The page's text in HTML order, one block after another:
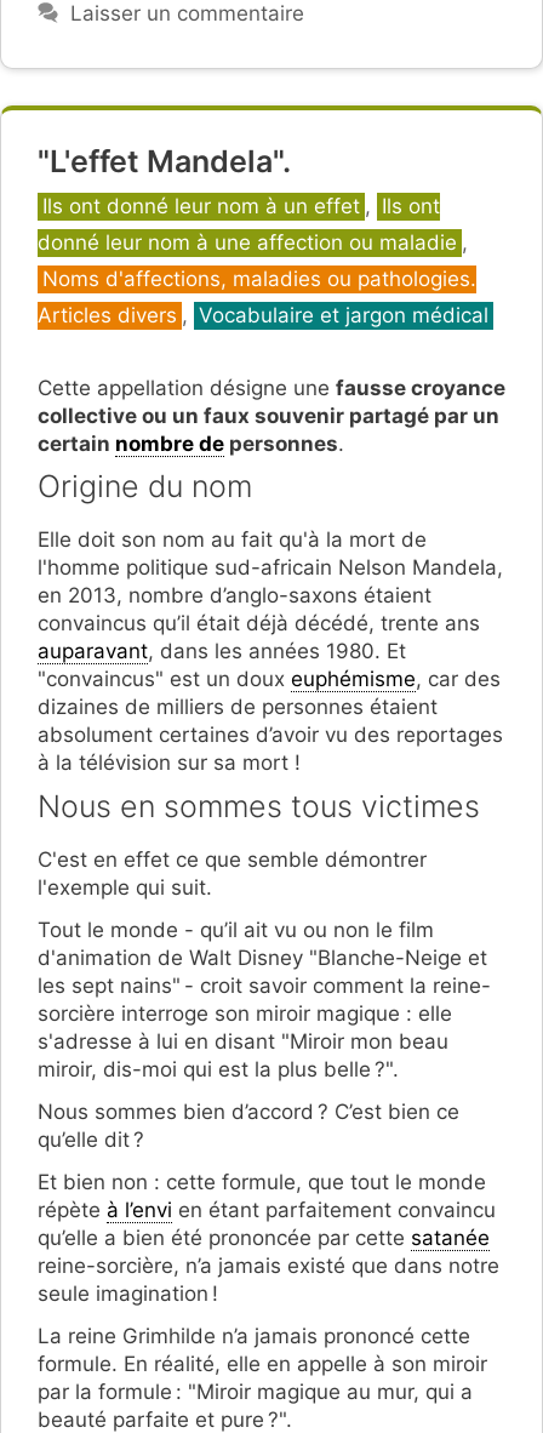
Laisser un commentaire
"L'effet Mandela".
Catégories
Ils ont donné leur nom à un effet , Ils ont
donné leur nom à une affection ou maladie ,
Noms d'affections, maladies ou pathologies.
Articles divers , Vocabulaire et jargon médical
Cette appellation désigne une fausse croyance
collective ou un faux souvenir partagé par un
certain nombre de personnes.
Origine du nom
Elle doit son nom au fait qu'à la mort de
l'homme politique sud-africain Nelson Mandela,
en 2013, nombre d’anglo-saxons étaient
convaincus qu’il était déjà décédé, trente ans
auparavant, dans les années 1980. Et
"convaincus" est un doux euphémisme, car des
dizaines de milliers de personnes étaient
absolument certaines d’avoir vu des reportages
à la télévision sur sa mort !
Nous en sommes tous victimes
C'est en effet ce que semble démontrer
l'exemple qui suit.
Tout le monde - qu’il ait vu ou non le film
d'animation de Walt Disney "Blanche-Neige et
les sept nains" - croit savoir comment la reine-
sorcière interroge son miroir magique : elle
s'adresse à lui en disant "Miroir mon beau
miroir, dis-moi qui est la plus belle ?".
Nous sommes bien d’accord ? C’est bien ce
qu’elle dit ?
Et bien non : cette formule, que tout le monde
répète à l’envi en étant parfaitement convaincu
qu’elle a bien été prononcée par cette satanée
reine-sorcière, n’a jamais existé que dans notre
seule imagination !
La reine Grimhilde n’a jamais prononcé cette
formule. En réalité, elle en appelle à son miroir
par la formule : "Miroir magique au mur, qui a
beauté parfaite et pure ?".